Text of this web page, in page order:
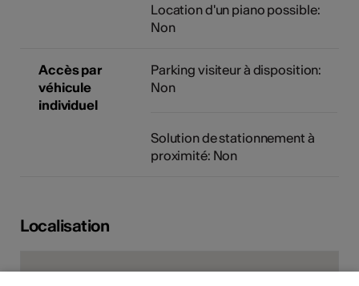
Location d'un piano possible:
Non
Accès par
véhicule
individuel
Parking visiteur à disposition:
Non
Solution de stationnement à
proximité: Non
Localisation